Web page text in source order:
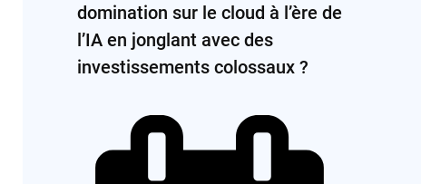
domination sur le cloud à l’ère de
l’IA en jonglant avec des
investissements colossaux ?